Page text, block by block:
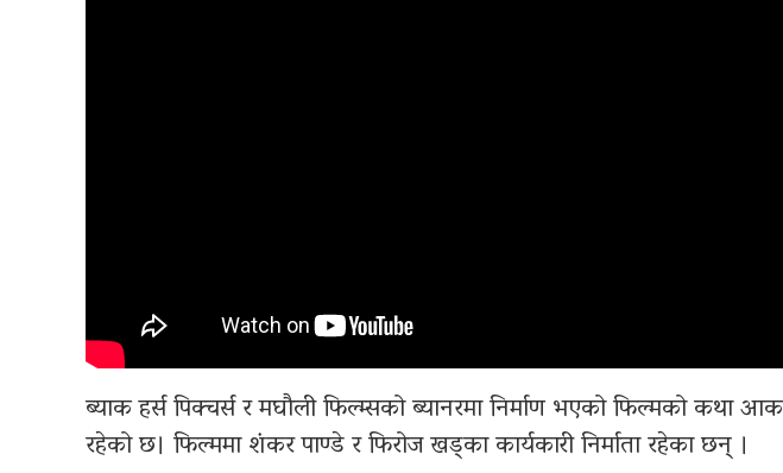
ब्याक हर्स पिक्चर्स र मघौली फिल्म्सको ब्यानरमा निर्माण भएको फिल्मको
रहेको छ। फिल्ममा शंकर पाण्डे र फिरोज खड्का कार्यकारी निर्माता रहेका छन् ।